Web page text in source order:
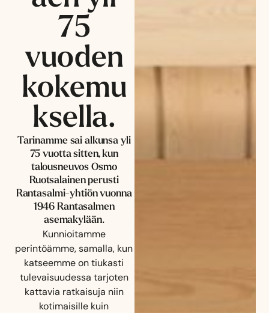
75
vuoden
kokemu
ksella.
Tarinamme sai alkunsa yli
75 vuotta sitten, kun
talousneuvos Osmo
Ruotsalainen perusti
Rantasalmi-yhtiön vuonna
1946 Rantasalmen
asemakylään.
Kunnioitamme
perintöämme, samalla, kun
katseemme on tiukasti
tulevaisuudessa tarjoten
kattavia ratkaisuja niin
kotimaisille kuin